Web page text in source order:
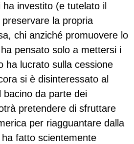
investito (e tutelato il
la propria
chi anziché promuovere lo
pensato solo a mettersi i
ha lucrato sulla cessione
si è disinteressato al
bacino da parte dei
pretendere di sfruttare
per riagguantare dalla
fatto scientemente